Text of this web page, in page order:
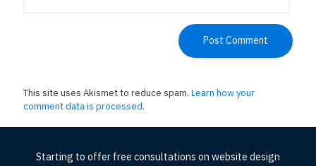
This site uses Akismet to reduce spam. Learn how your
comment data is processed.
Starting to offer free consultations on website design